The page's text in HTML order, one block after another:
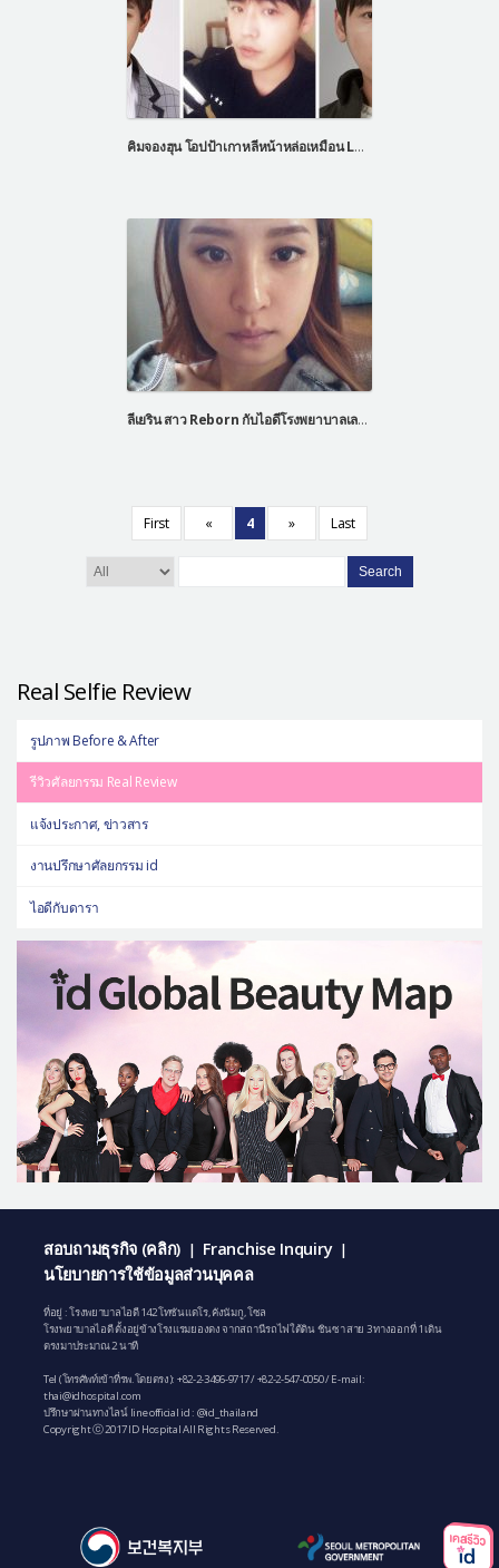
คิมจองฮุน โอปป้าเกาหลีหน้าหล่อเหมือน Let Me In
ลีเยริน สาว Reborn กับไอดีโรงพยาบาลเลทมีอิน
First « 4 » Last
Search
Real Selfie Review
รูปภาพ Before & After
รีวิวศัลยกรรม Real Review
แจ้งประกาศ, ข่าวสาร
งานปรึกษาศัลยกรรม id
ไอดีกับดารา
สอบถามธุรกิจ (คลิก) Franchise Inquiry
นโยบายการใช้ข้อมูลส่วนบุคคล
ที่อยู่ : โรงพยาบาลไอดี 142 โทซันแดโร, คังนัมกู, โซล
โรงพยาบาลไอดี ตั้งอยู่ข้างโรงแรมยองดง จากสถานีรถไฟใต้ดิน ชินซา สาย 3 ทางออกที่ 1 เดิน
ตรงมาประมาณ 2 นาที
Tel (โทรศัพท์เข้าที่รพ.โดยตรง): +82-2-3496-9717/+82-2-547-0050/ E-mail:
thai@idhospital.com
ปรึกษาผ่านทางไลน์ line official id : @id_thailand
Copyright ⓒ 2017 ID Hospital All Rights Reserved.